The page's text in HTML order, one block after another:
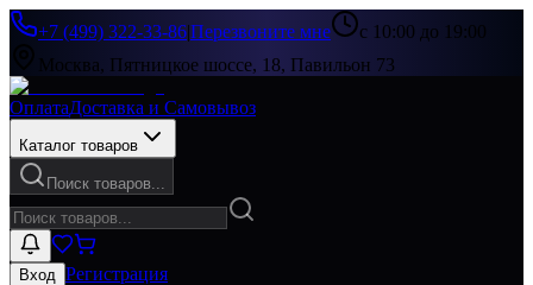
+7 (499) 322-33-86|Перезвоните мне
с 10:00 до 19:00
Москва, Пятницкое шоссе, 18, Павильон 73
ОплатаДоставка и Самовывоз
Каталог товаров
Поиск товаров...
Вход Регистрация